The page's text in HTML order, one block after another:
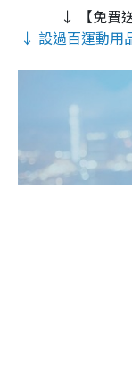
↓ 【免費
↓ 設過百運動用